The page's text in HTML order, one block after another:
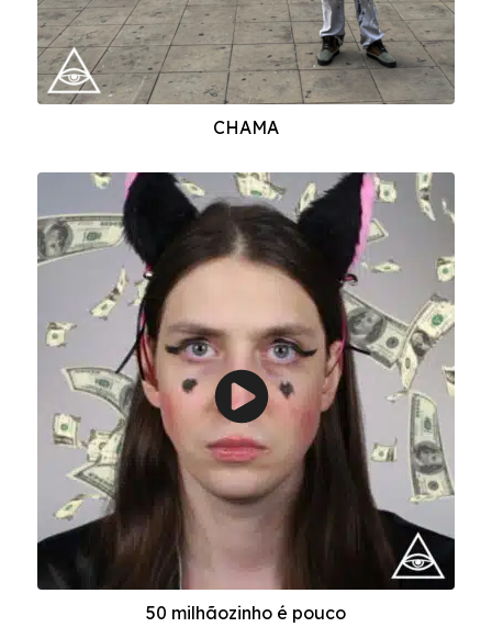
CHAMA
50 milhãozinho é pouco